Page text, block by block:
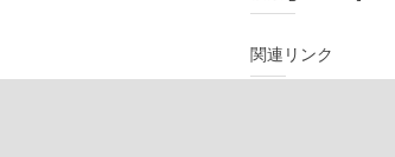
関連リンク